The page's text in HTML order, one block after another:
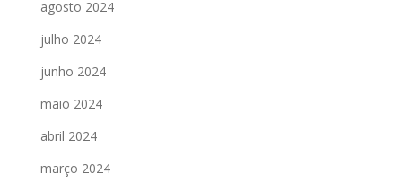
agosto 2024
julho 2024
junho 2024
maio 2024
abril 2024
março 2024